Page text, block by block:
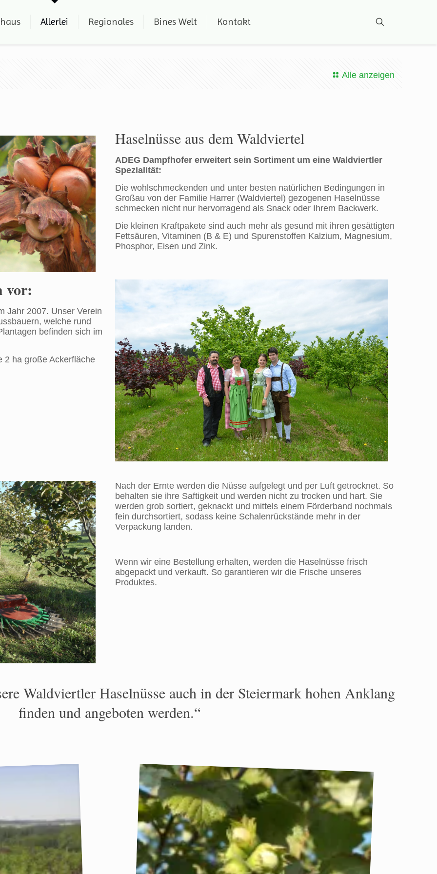
Allerlei Regionales Bines Welt Kontakt
Alle anzeigen
Haselnüsse aus dem Waldviertel
ADEG Dampfhofer erweitert sein Sortiment um eine Waldviertler
Spezialität:
Die wohlschmeckenden und unter besten natürlichen Bedingungen in
Großau von der Familie Harrer (Waldviertel) gezogenen Haselnüsse
schmecken nicht nur hervorragend als Snack oder Ihrem Backwerk.
Die kleinen Kraftpakete sind auch mehr als gesund mit ihren gesättigten
Fettsäuren, Vitaminen (B & E) und Spurenstoffen Kalzium, Magnesium,
Phosphor, Eisen und Zink.
vor:
Jahr 2007. Unser Verein
welche rund
befinden sich im
2 ha große Ackerfläche
Nach der Ernte werden die Nüsse aufgelegt und per Luft getrocknet. So
behalten sie ihre Saftigkeit und werden nicht zu trocken und hart. Sie
werden grob sortiert, geknackt und mittels einem Förderband nochmals
fein durchsortiert, sodass keine Schalenrückstände mehr in der
Verpackung landen.
Wenn wir eine Bestellung erhalten, werden die Haselnüsse frisch
abgepackt und verkauft. So garantieren wir die Frische unseres
Produktes.
Waldviertler Haselnüsse auch in der Steiermark hohen Anklang
finden und angeboten werden.“